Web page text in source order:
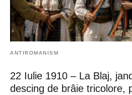
ANTIROMANISM
22 Iulie 1910 – La Blaj,
descing de brâie tricolore,